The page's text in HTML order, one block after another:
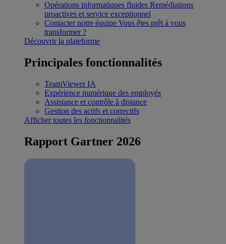
Opérations informatiques fluides Remédiations
proactives et service exceptionnel
Contacter notre équipe Vous êtes prêt à vous
transformer ?
Découvrir la plateforme
Principales fonctionnalités
TeamViewer IA
Expérience numérique des employés
Assistance et contrôle à distance
Gestion des actifs et correctifs
Afficher toutes les fonctionnalités
Rapport Gartner 2026